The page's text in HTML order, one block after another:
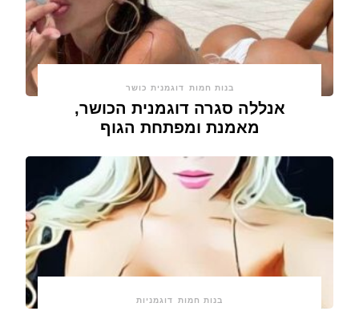
בנות חמות דוגמנית כושר
אנללה סגרה דוגמנית הכושר,
מאמנת ומפתחת הגוף
בנות חמות דוגמניות